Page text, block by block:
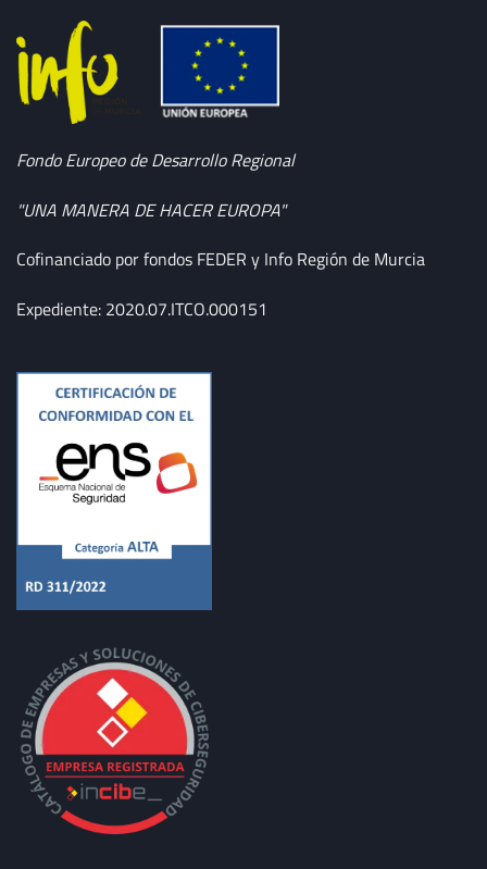
Fondo Europeo de Desarrollo Regional
"UNA MANERA DE HACER EUROPA"
Cofinanciado por fondos FEDER y Info Región de Murcia
Expediente: 2020.07.ITCO.000151